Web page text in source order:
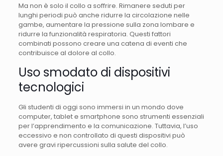
Ma non è solo il collo a soffrire. Rimanere seduti per
lunghi periodi può anche ridurre la circolazione nelle
gambe, aumentare la pressione sulla zona lombare e
ridurre la funzionalità respiratoria. Questi fattori
combinati possono creare una catena di eventi che
contribuisce al dolore al collo.
Uso smodato di dispositivi
tecnologici
Gli studenti di oggi sono immersi in un mondo dove
computer, tablet e smartphone sono strumenti essenziali
per l’apprendimento e la comunicazione. Tuttavia, l’uso
eccessivo e non controllato di questi dispositivi può
avere gravi ripercussioni sulla salute del collo.